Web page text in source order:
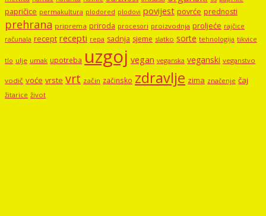
papričice permakultura plodored plodovi povijest povrće prednosti
prehrana priprema priroda procesori proizvodnja proljeće rajčice
računala recept recepti repa sadnja sjeme slatko sorte tehnologija tikvice
tlo ulje umak upotreba uzgoj vegan veganska veganski veganstvo
vodič voće vrste vrt začin začinsko zdravlje zima značenje čaj
žitarice život